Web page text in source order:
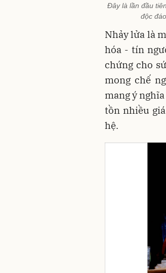
Đây là lần đầu
độc
Nhảy lửa là
hóa - tín
chứng cho
mong chế
mang ý
tồn nhiều
hệ.